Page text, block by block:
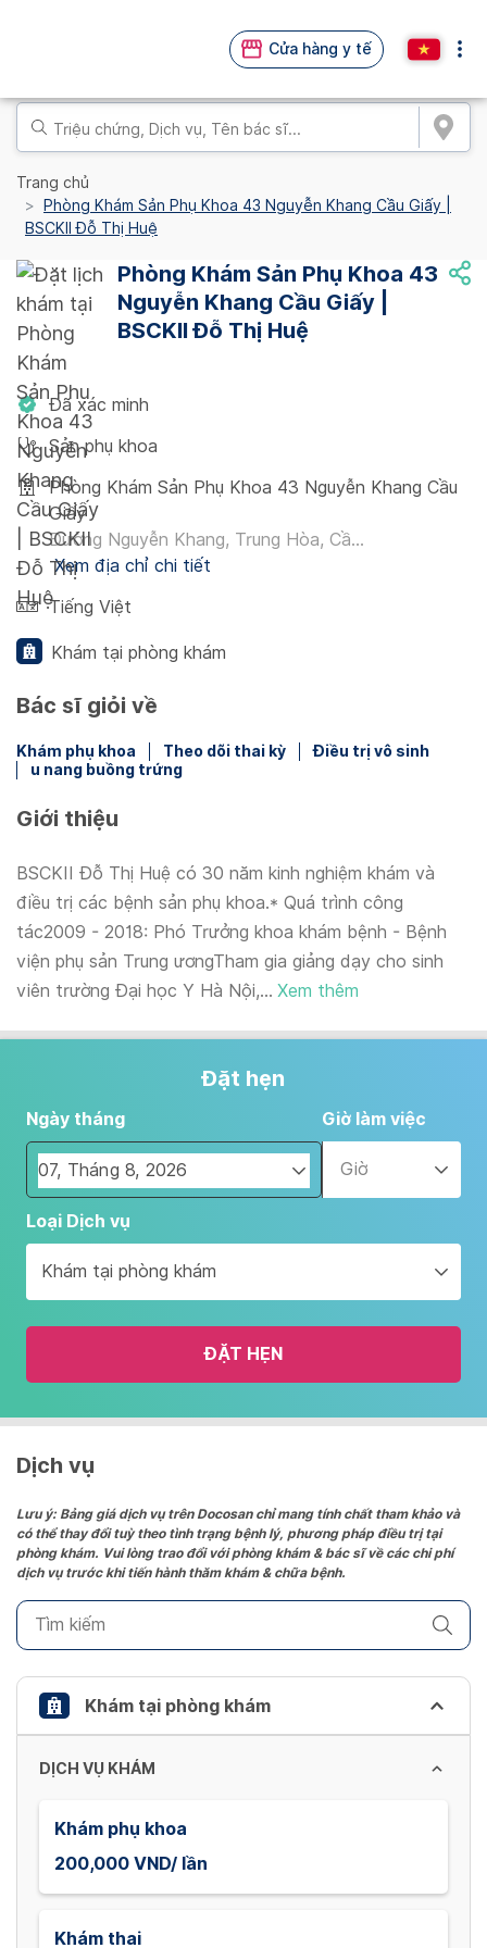
Cửa hàng y tế
Trang chủ
Phòng Khám Sản Phụ Khoa 43 Nguyễn Khang Cầu Giấy |
BSCKII Đỗ Thị Huệ
Phòng Khám Sản Phụ Khoa 43
Nguyễn Khang Cầu Giấy |
BSCKII Đỗ Thị Huệ
Đã xác minh
Sản phụ khoa
Phòng Khám Sản Phụ Khoa 43 Nguyễn Khang Cầu
Giấy
Đường Nguyễn Khang, Trung Hòa, Cầ...
Xem địa chỉ chi tiết
Tiếng Việt
Khám tại phòng khám
Bác sĩ giỏi về
Khám phụ khoa Theo dõi thai kỳ
Điều trị vô sinh
u nang buồng trứng
Giới thiệu
BSCKII Đỗ Thị Huệ có 30 năm kinh nghiệm khám và
điều trị các bệnh sản phụ khoa.* Quá trình công
tác2009 - 2018: Phó Trưởng khoa khám bệnh - Bệnh
viện phụ sản Trung ươngTham gia giảng dạy cho sinh
viên trường Đại học Y Hà Nội,... Xem thêm
Đặt hẹn
Ngày tháng
Navigate
forward
interact
with
the
and
date.
the
question
mark
to
keyboard
shortcuts
changing
Giờ làm việc
Giờ
Loại Dịch vụ
Khám tại phòng khám
ĐẶT HẸN
Dịch vụ
Lưu ý: Bảng giá dịch vụ trên Docosan chỉ mang tính chất tham khảo và
có thể thay đổi tuỳ theo tình trạng bệnh lý, phương pháp điều trị tại
phòng khám. Vui lòng trao đổi với phòng khám & bác sĩ về các chi phí
dịch vụ trước khi tiến hành thăm khám & chữa bệnh.
Khám tại phòng khám
DỊCH VỤ KHÁM
Khám phụ khoa
200,000 VND/ lần
Khám thai